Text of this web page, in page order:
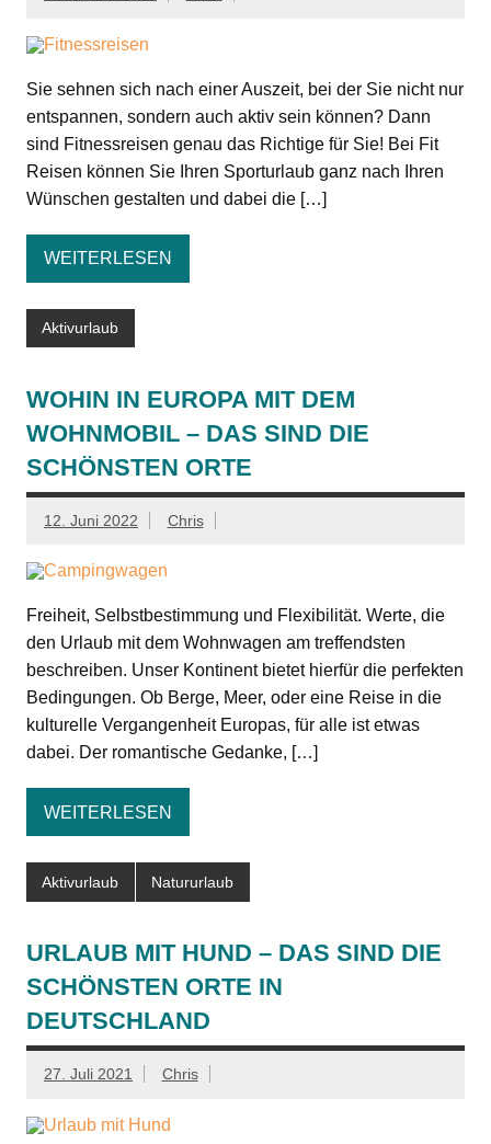
Sie sehnen sich nach einer Auszeit, bei der Sie nicht nur
entspannen, sondern auch aktiv sein können? Dann
sind Fitnessreisen genau das Richtige für Sie! Bei Fit
Reisen können Sie Ihren Sporturlaub ganz nach Ihren
Wünschen gestalten und dabei die […]
WEITERLESEN
Aktivurlaub
WOHIN IN EUROPA MIT DEM
WOHNMOBIL – DAS SIND DIE
SCHÖNSTEN ORTE
12. Juni 2022 Chris
Freiheit, Selbstbestimmung und Flexibilität. Werte, die
den Urlaub mit dem Wohnwagen am treffendsten
beschreiben. Unser Kontinent bietet hierfür die perfekten
Bedingungen. Ob Berge, Meer, oder eine Reise in die
kulturelle Vergangenheit Europas, für alle ist etwas
dabei. Der romantische Gedanke, […]
WEITERLESEN
Aktivurlaub Natururlaub
URLAUB MIT HUND – DAS SIND DIE
SCHÖNSTEN ORTE IN
DEUTSCHLAND
27. Juli 2021 Chris